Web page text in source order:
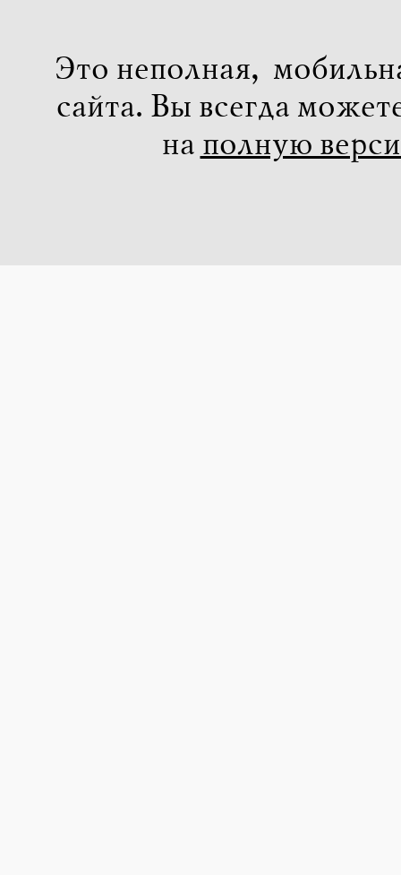
Это неполная,
сайта. Вы всегда
на полную